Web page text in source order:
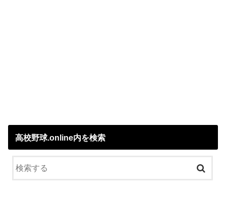
高校野球.online内を検索